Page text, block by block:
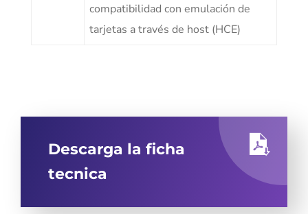
compatibilidad con emulación de
tarjetas a través de host (HCE)
Descarga la ficha
tecnica